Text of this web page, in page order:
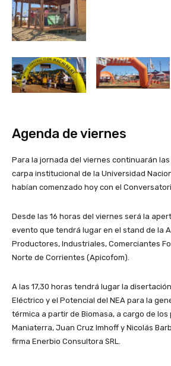
Agenda de viernes
Para la jornada del viernes continuarán
carpa institucional de la Universidad
habían comenzado hoy con el
Desde las 16 horas del viernes será la
evento que tendrá lugar en el stand de la
Productores, Industriales, Comerciantes
Norte de Corrientes (Apicofom).
A las 17,30 horas tendrá lugar la
Eléctrico y el Potencial del NEA para la
térmica a partir de Biomasa, a cargo de
Maniaterra, Juan Cruz Imhoff y Nicolás
firma Enerbio Consultora SRL.